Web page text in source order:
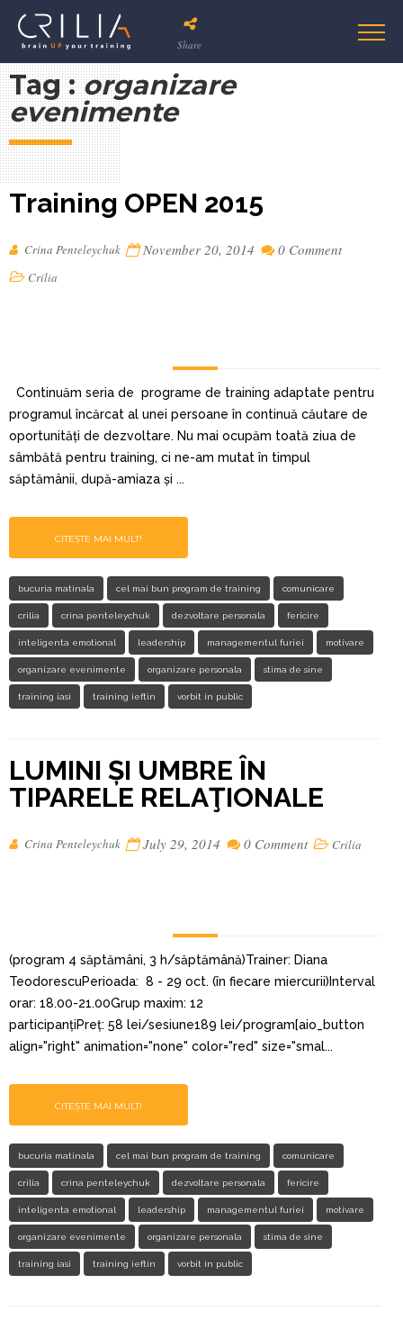
Share
Tag :organizare
evenimente
Training OPEN 2015
Crina Penteleychuk November 20, 2014 0 Comment
Crilia
Continuăm seria de programe de training adaptate pentru
programul încărcat al unei persoane în continuă căutare de
oportunități de dezvoltare. Nu mai ocupăm toată ziua de
sâmbătă pentru training, ci ne-am mutat în timpul
săptămânii, după-amiaza și ...
CITEȘTE MAI MULT!
bucuria matinala cel mai bun program de training comunicare
crilia crina penteleychuk dezvoltare personala fericire
inteligenta emotional leadership managementul furiei motivare
organizare evenimente organizare personala stima de sine
training iasi training ieftin vorbit in public
LUMINI ȘI UMBRE ÎN
TIPARELE RELAŢIONALE
Crina Penteleychuk July 29, 2014 0 Comment Crilia
(program 4 săptămâni, 3 h/săptămână)Trainer: Diana
TeodorescuPerioada: 8 - 29 oct. (în fiecare miercurii)Interval
orar: 18.00-21.00Grup maxim: 12
participanțiPreț: 58 lei/sesiune189 lei/program[aio_button
align="right" animation="none" color="red" size="smal...
CITEȘTE MAI MULT!
bucuria matinala cel mai bun program de training comunicare
crilia crina penteleychuk dezvoltare personala fericire
inteligenta emotional leadership managementul furiei motivare
organizare evenimente organizare personala stima de sine
training iasi training ieftin vorbit in public